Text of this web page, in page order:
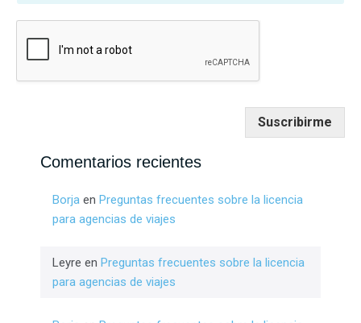
Suscribirme
Comentarios recientes
Borja en Preguntas frecuentes sobre la licencia
para agencias de viajes
Leyre en Preguntas frecuentes sobre la licencia
para agencias de viajes